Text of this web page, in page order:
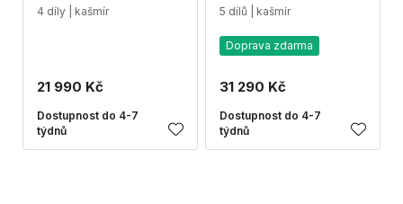
4 díly | kašmír
21 990 Kč
Dostupnost do 4-7
týdnů
5 dílů | kašmír
Doprava zdarma
31 290 Kč
Dostupnost do 4-7
týdnů